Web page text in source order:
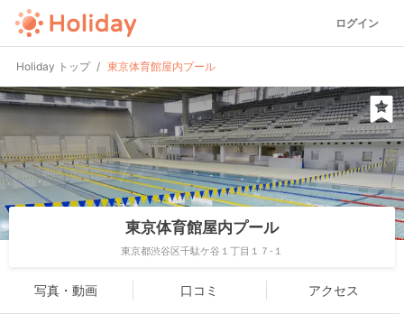
ログイン
Holiday トップ 東京体育館屋内プール
東京体育館屋内プール
東京都渋谷区千駄ケ谷１丁目１７-１
写真・動画 口コミ アクセス